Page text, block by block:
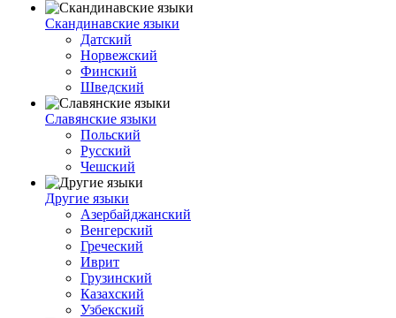
Скандинавские языки
Датский
Норвежский
Финский
Шведский
Славянские языки
Польский
Русский
Чешский
Другие языки
Азербайджанский
Венгерский
Греческий
Иврит
Грузинский
Казахский
Узбекский